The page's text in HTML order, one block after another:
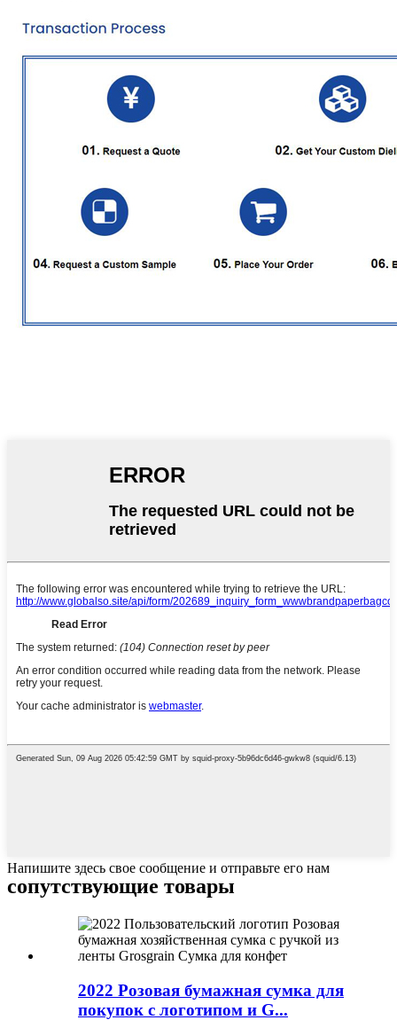
Напишите здесь свое сообщение и отправьте его нам
сопутствующие товары
2022 Розовая бумажная сумка для
покупок с логотипом и G...